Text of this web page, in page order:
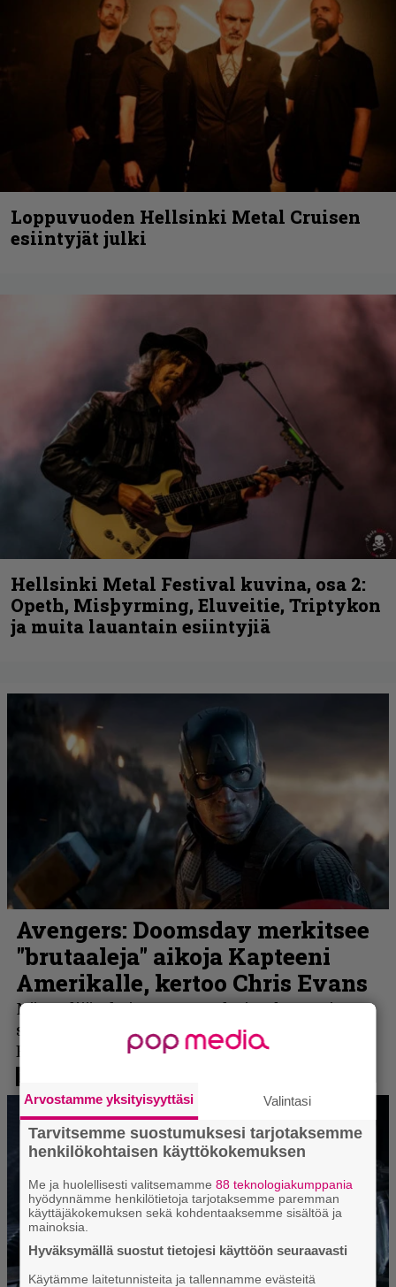
Loppuvuoden Hellsinki Metal Cruisen
esiintyjät julki
Hellsinki Metal Festival kuvina, osa 2:
Opeth, Misþyrming, Eluveitie, Triptykon
ja muita lauantain esiintyjiä
Arvostamme yksityisyyttäsi Valintasi
Tarvitsemme suostumuksesi tarjotaksemme
henkilökohtaisen käyttökokemuksen
Me ja huolellisesti valitsemamme88 teknologiakumppania
hyödynnämme henkilötietoja tarjotaksemme paremman
käyttäjäkokemuksen sekä kohdentaaksemme sisältöä ja
mainoksia.
Hyväksymällä suostut tietojesi käyttöön seuraavasti
Käytämme laitetunnisteita ja tallennamme evästeitä